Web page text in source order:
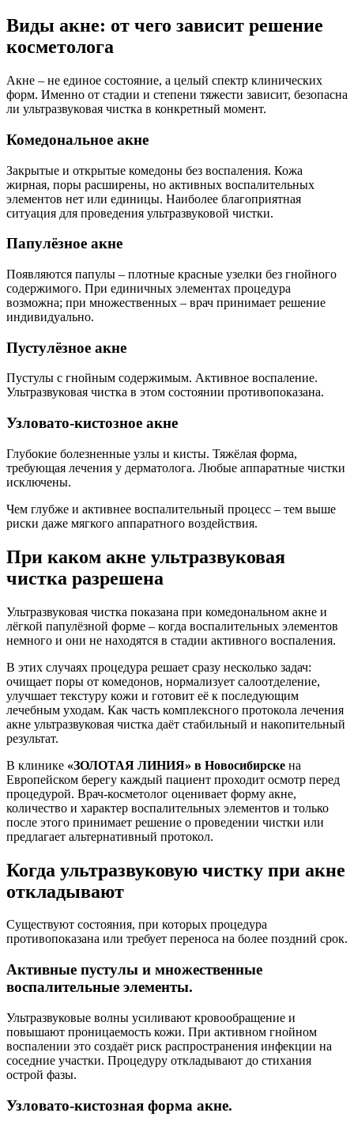
Виды акне: от чего зависит решение
косметолога
Акне – не единое состояние, а целый спектр клинических
форм. Именно от стадии и степени тяжести зависит, безопасна
ли ультразвуковая чистка в конкретный момент.
Комедональное акне
Закрытые и открытые комедоны без воспаления. Кожа
жирная, поры расширены, но активных воспалительных
элементов нет или единицы. Наиболее благоприятная
ситуация для проведения ультразвуковой чистки.
Папулёзное акне
Появляются папулы – плотные красные узелки без гнойного
содержимого. При единичных элементах процедура
возможна; при множественных – врач принимает решение
индивидуально.
Пустулёзное акне
Пустулы с гнойным содержимым. Активное воспаление.
Ультразвуковая чистка в этом состоянии противопоказана.
Узловато-кистозное акне
Глубокие болезненные узлы и кисты. Тяжёлая форма,
требующая лечения у дерматолога. Любые аппаратные чистки
исключены.
Чем глубже и активнее воспалительный процесс – тем выше
риски даже мягкого аппаратного воздействия.
При каком акне ультразвуковая
чистка разрешена
Ультразвуковая чистка показана при комедональном акне и
лёгкой папулёзной форме – когда воспалительных элементов
немного и они не находятся в стадии активного воспаления.
В этих случаях процедура решает сразу несколько задач:
очищает поры от комедонов, нормализует салоотделение,
улучшает текстуру кожи и готовит её к последующим
лечебным уходам. Как часть комплексного протокола лечения
акне ультразвуковая чистка даёт стабильный и накопительный
результат.
В клинике «ЗОЛОТАЯ ЛИНИЯ» в Новосибирске на
Европейском берегу каждый пациент проходит осмотр перед
процедурой. Врач-косметолог оценивает форму акне,
количество и характер воспалительных элементов и только
после этого принимает решение о проведении чистки или
предлагает альтернативный протокол.
Когда ультразвуковую чистку при акне
откладывают
Существуют состояния, при которых процедура
противопоказана или требует переноса на более поздний срок.
Активные пустулы и множественные
воспалительные элементы.
Ультразвуковые волны усиливают кровообращение и
повышают проницаемость кожи. При активном гнойном
воспалении это создаёт риск распространения инфекции на
соседние участки. Процедуру откладывают до стихания
острой фазы.
Узловато-кистозная форма акне.